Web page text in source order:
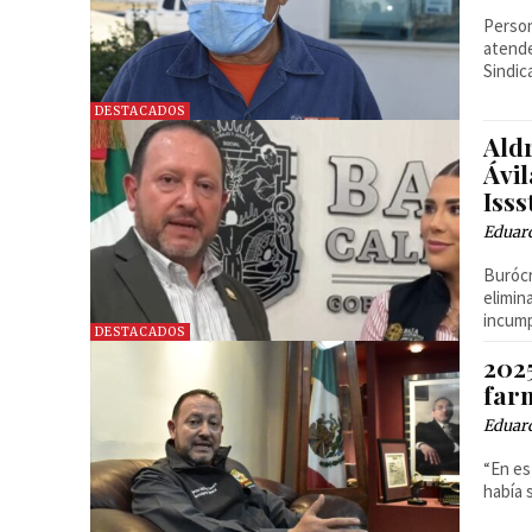
DESTACADOS
DESTACADOS
“En
había